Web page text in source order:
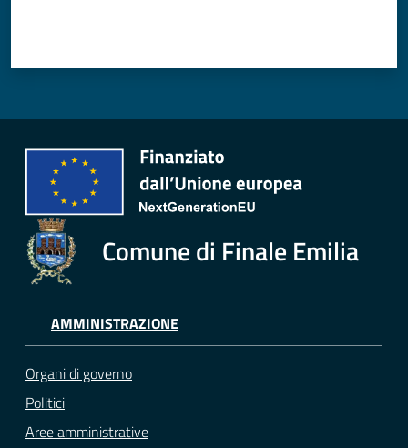
Comune di Finale Emilia
AMMINISTRAZIONE
Organi di governo
Politici
Aree amministrative